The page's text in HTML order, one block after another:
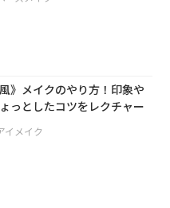
》メイクのやり方！印象や
っとしたコツをレクチャー
イメイク